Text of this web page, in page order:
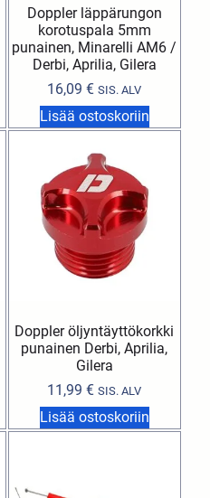
Doppler läppärungon
korotuspala 5mm
punainen, Minarelli AM6 /
Derbi, Aprilia, Gilera
16,09€ SIS. ALV
Lisää ostoskoriin
Doppler öljyntäyttökorkki
punainen Derbi, Aprilia,
Gilera
11,99€ SIS. ALV
Lisää ostoskoriin